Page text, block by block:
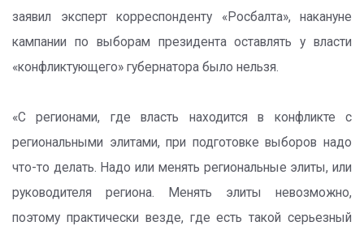
заявил эксперт корреспонденту «Росбалта», накануне
кампании по выборам президента оставлять у власти
«конфликтующего» губернатора было нельзя.
«С регионами, где власть находится в конфликте с
региональными элитами, при подготовке выборов надо
что-то делать. Надо или менять региональные элиты, или
руководителя региона. Менять элиты невозможно,
поэтому практически везде, где есть такой серьезный